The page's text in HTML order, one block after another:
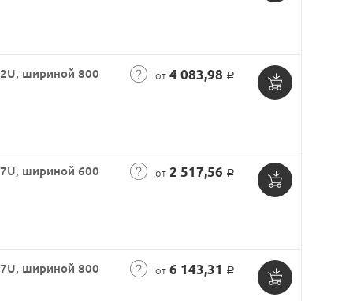
шириной 800
от 4 083,98 Р
шириной 600
от 2 517,56 Р
шириной 800
от 6 143,31 Р